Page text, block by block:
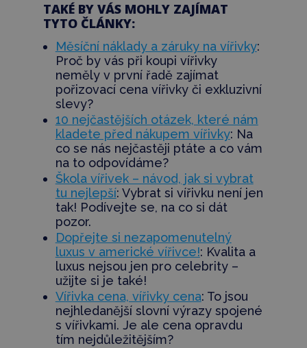
TAKÉ BY VÁS MOHLY ZAJÍMAT
TYTO ČLÁNKY:
Měsíční náklady a záruky na vířivky:
Proč by vás při koupi vířivky
neměly v první řadě zajímat
pořizovací cena vířivky či exkluzivní
slevy?
10 nejčastějších otázek, které nám
kladete před nákupem vířivky: Na
co se nás nejčastěji ptáte a co vám
na to odpovídáme?
Škola vířivek – návod, jak si vybrat
tu nejlepší: Vybrat si vířivku není jen
tak! Podívejte se, na co si dát
pozor.
Dopřejte si nezapomenutelný
luxus v americké vířivce!: Kvalita a
luxus nejsou jen pro celebrity –
užijte si je také!
Vířivka cena, vířivky cena: To jsou
nejhledanější slovní výrazy spojené
s vířivkami. Je ale cena opravdu
tím nejdůležitějším?